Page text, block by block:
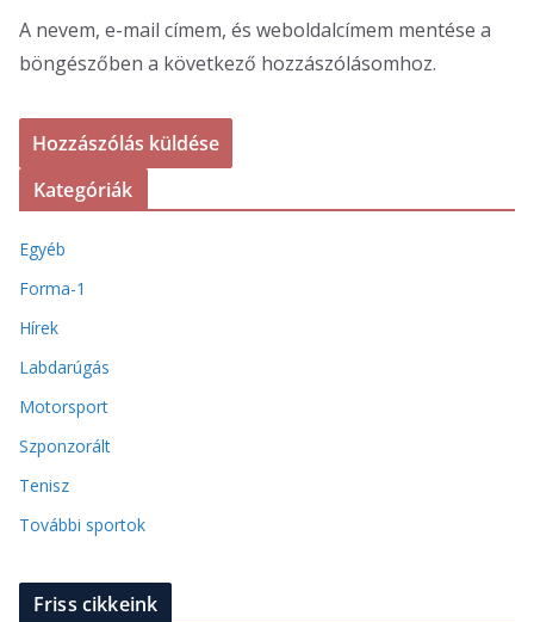
A nevem, e-mail címem, és weboldalcímem mentése a
böngészőben a következő hozzászólásomhoz.
Kategóriák
Egyéb
Forma-1
Hírek
Labdarúgás
Motorsport
Szponzorált
Tenisz
További sportok
Friss cikkeink